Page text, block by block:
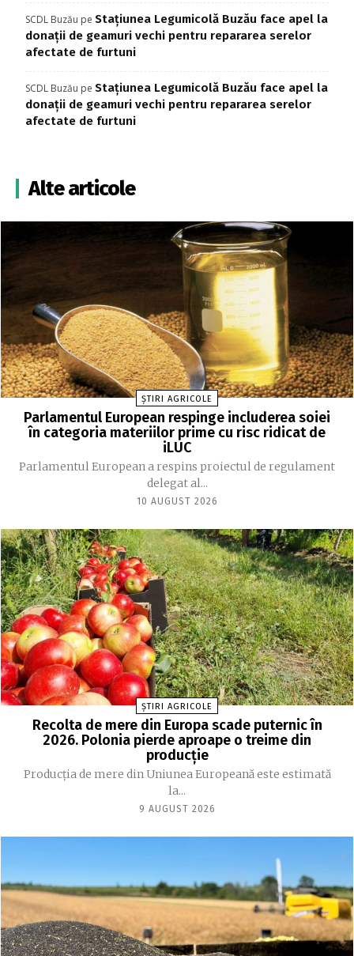
SCDL Buzău pe Stațiunea Legumicolă Buzău face apel la
donații de geamuri vechi pentru repararea serelor
afectate de furtuni
SCDL Buzău pe Stațiunea Legumicolă Buzău face apel la
donații de geamuri vechi pentru repararea serelor
afectate de furtuni
Alte articole
ȘTIRI AGRICOLE
Parlamentul European respinge includerea soiei
în categoria materiilor prime cu risc ridicat de
iLUC
Parlamentul European a respins proiectul de regulament
delegat al...
10 AUGUST 2026
ȘTIRI AGRICOLE
Recolta de mere din Europa scade puternic în
2026. Polonia pierde aproape o treime din
producție
Producția de mere din Uniunea Europeană este estimată
la...
9 AUGUST 2026